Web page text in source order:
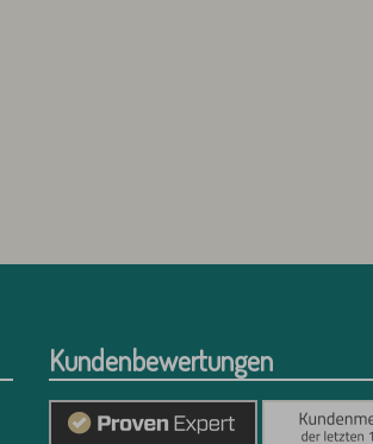
Kundenbewertungen